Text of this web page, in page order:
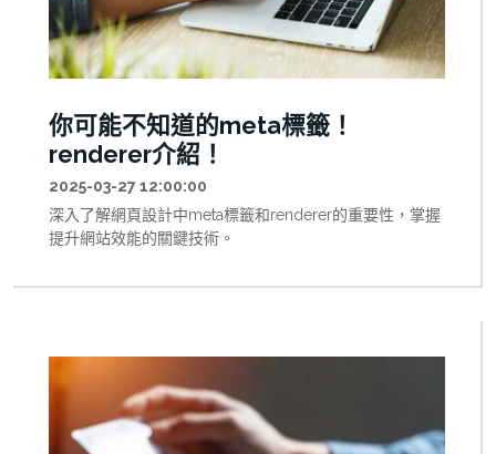
你可能不知道的meta標籤！
renderer介紹！
2025-03-27 12:00:00
深入了解網頁設計中meta標籤和renderer的重要性，掌握
提升網站效能的關鍵技術。